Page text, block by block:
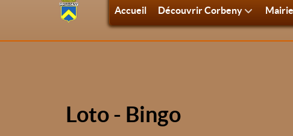
Accueil Découvrir Corbeny Mairie
Loto - Bingo